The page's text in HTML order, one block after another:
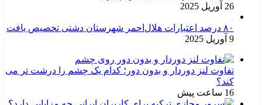
26 آوریل 2025
۸۰ درصد اعتبارات هلال‌احمر شهرستان دشتی تخصیص یافت
9 آوریل 2025
تفاوت لنز دوردار و بدون دور؛ کدام یک چشم را درشت تر می
کند؟
16 ساعت پیش